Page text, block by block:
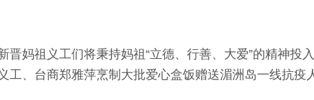
妈祖义工们将秉持妈祖“立德、行善、大爱”的精神投
工、台商郑雅萍烹制大批爱心盒饭赠送湄洲岛一线抗疫